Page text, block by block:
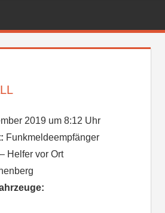
FEUERWEHR
2019 um 8:12 Uhr
Funkmeldeempfänger
Helfer vor Ort